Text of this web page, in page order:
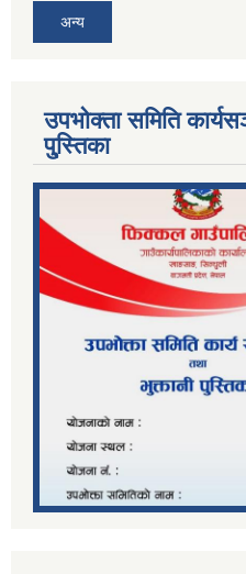
अन्य
उपभोक्ता समिति
पु्स्तिका